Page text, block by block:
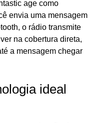
age como
envia uma mensagem
o rádio transmite
na cobertura direta,
a mensagem chegar
ideal